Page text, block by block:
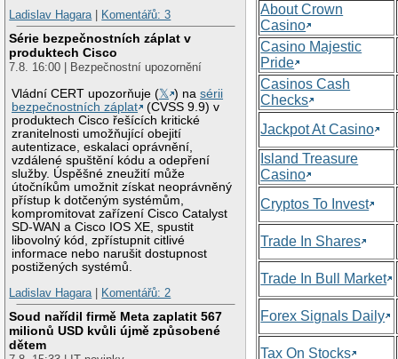
Ladislav Hagara| Komentářů: 3
Série bezpečnostních záplat v
produktech Cisco
7.8. 16:00 | Bezpečnostní upozornění
Vládní CERT upozorňuje (𝕏 ) nasérii
bezpečnostních záplat
(CVSS 9.9) v
produktech Cisco řešících kritické
zranitelnosti umožňující obejití
autentizace, eskalaci oprávnění,
vzdálené spuštění kódu a odepření
služby. Úspěšné zneužití může
útočníkům umožnit získat neoprávněný
přístup k dotčeným systémům,
kompromitovat zařízení Cisco Catalyst
SD-WAN a Cisco IOS XE, spustit
libovolný kód, zpřístupnit citlivé
informace nebo narušit dostupnost
postižených systémů.
Ladislav Hagara| Komentářů: 2
Soud nařídil firmě Meta zaplatit 567
milionů USD kvůli újmě způsobené
dětem
About Crown
Casino
Casino Majestic
Pride
Casinos Cash
Checks
Jackpot At Casino
Island Treasure
Casino
Cryptos To Invest
Trade In Shares
Trade In Bull Market
Forex Signals Daily
Tax On Stocks